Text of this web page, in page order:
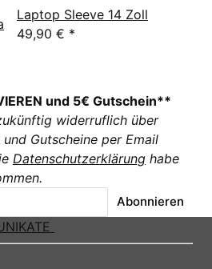
Laptop Sleeve 14 Zoll
49,90 € *
und 5€ Gutschein**
widerruflich über
Gutscheine per Email
Datenschutzerklärung habe
Abonnieren